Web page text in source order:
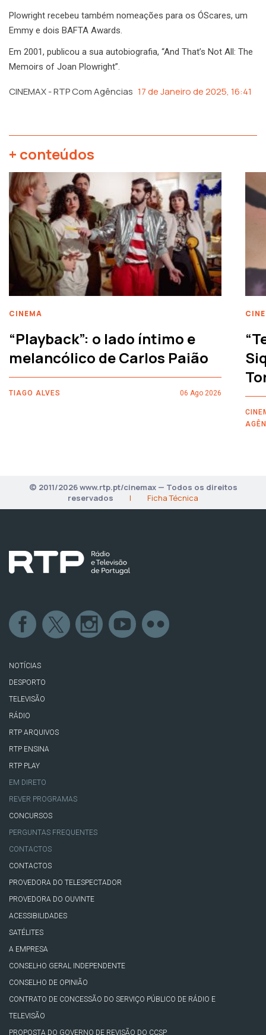
Plowright recebeu também nomeações para os ÓScares, um
Emmy e dois BAFTA Awards.
Em 2001, publicou a sua autobiografia, “And That’s Not All: The
Memoirs of Joan Plowright”.
CINEMAX - RTP Com Agências 17 de Janeiro de 2025, 16:41
+ conteúdos
CINEMA
“Playback”: o lado íntimo e
melancólico de Carlos Paião
TIAGO ALVES 06 Ago 2026
© 2011/2026 www.rtp.pt/cinemax — Todos os direitos
reservados
| Ficha Técnica
NOTÍCIAS
DESPORTO
TELEVISÃO
RÁDIO
RTP ARQUIVOS
RTP ENSINA
RTP PLAY
EM DIRETO
REVER PROGRAMAS
CONCURSOS
PERGUNTAS FREQUENTES
CONTACTOS
CONTACTOS
PROVEDORA DO TELESPECTADOR
PROVEDORA DO OUVINTE
ACESSIBILIDADES
SATÉLITES
A EMPRESA
CONSELHO GERAL INDEPENDENTE
CONSELHO DE OPINIÃO
CONTRATO DE CONCESSÃO DO SERVIÇO PÚBLICO DE RÁDIO E
TELEVISÃO
PROPOSTA DO GOVERNO DE REVISÃO DO CCSP